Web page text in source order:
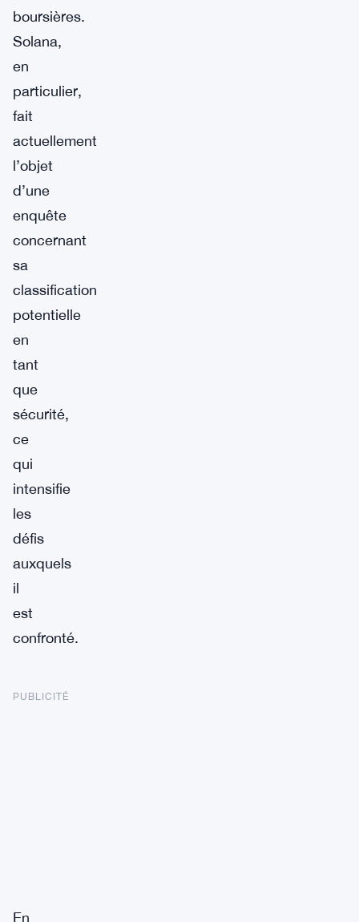
boursières.
Solana,
en
particulier,
fait
actuellement
l’objet
d’une
enquête
concernant
sa
classification
potentielle
en
tant
que
sécurité,
ce
qui
intensifie
les
défis
auxquels
il
est
confronté.
PUBLICITÉ
En